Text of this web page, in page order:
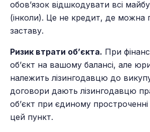
обов’язок відшкодувати всі
(інколи). Це не кредит, де можна
заставу.
Ризик втрати об’єкта. При
об’єкт на вашому балансі, але
належить лізингодавцю до
договори дають лізингодавцю
об’єкт при єдиному
цей пункт.